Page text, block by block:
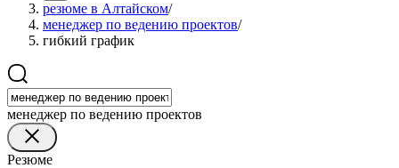
резюме в Алтайском/
менеджер по ведению проектов/
гибкий график
менеджер по ведению проектов
Резюме